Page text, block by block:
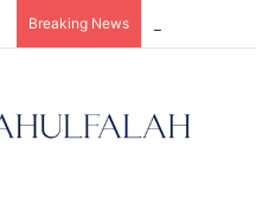
Breaking News